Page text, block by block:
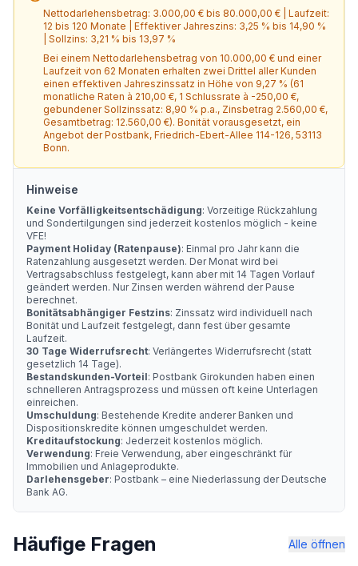
Nettodarlehensbetrag: 3.000,00 € bis 80.000,00 € | Laufzeit:
12 bis 120 Monate | Effektiver Jahreszins: 3,25 % bis 14,90 %
| Sollzins: 3,21 % bis 13,97 %
Bei einem Nettodarlehensbetrag von 10.000,00 € und einer
Laufzeit von 62 Monaten erhalten zwei Drittel aller Kunden
einen effektiven Jahreszinssatz in Höhe von 9,27 % (61
monatliche Raten à 210,00 €, 1 Schlussrate à -250,00 €,
gebundener Sollzinssatz: 8,90 % p.a., Zinsbetrag 2.560,00 €,
Gesamtbetrag: 12.560,00 €). Bonität vorausgesetzt, ein
Angebot derPostbank, Friedrich-Ebert-Allee 114-126, 53113
Bonn.
Hinweise
Keine Vorfälligkeitsentschädigung: Vorzeitige Rückzahlung
und Sondertilgungen sind jederzeit kostenlos möglich - keine
VFE!
Payment Holiday (Ratenpause): Einmal pro Jahr kann die
Ratenzahlung ausgesetzt werden. Der Monat wird bei
Vertragsabschluss festgelegt, kann aber mit 14 Tagen Vorlauf
geändert werden. Nur Zinsen werden während der Pause
berechnet.
Bonitätsabhängiger Festzins: Zinssatz wird individuell nach
Bonität und Laufzeit festgelegt, dann fest über gesamte
Laufzeit.
30 Tage Widerrufsrecht: Verlängertes Widerrufsrecht (statt
gesetzlich 14 Tage).
Bestandskunden-Vorteil: Postbank Girokunden haben einen
schnelleren Antragsprozess und müssen oft keine Unterlagen
einreichen.
Umschuldung: Bestehende Kredite anderer Banken und
Dispositionskredite können umgeschuldet werden.
Kreditaufstockung: Jederzeit kostenlos möglich.
Verwendung: Freie Verwendung, aber eingeschränkt für
Immobilien und Anlageprodukte.
Darlehensgeber: Postbank – eine Niederlassung der Deutsche
Bank AG.
Häufige Fragen Alle öffnen